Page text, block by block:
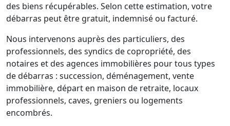
des biens récupérables. Selon cette estimation, votre
débarras peut être gratuit, indemnisé ou facturé.
Nous intervenons auprès des particuliers, des
professionnels, des syndics de copropriété, des
notaires et des agences immobilières pour tous types
de débarras : succession, déménagement, vente
immobilière, départ en maison de retraite, locaux
professionnels, caves, greniers ou logements
encombrés.